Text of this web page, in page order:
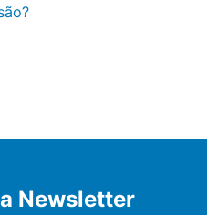
Newsletter